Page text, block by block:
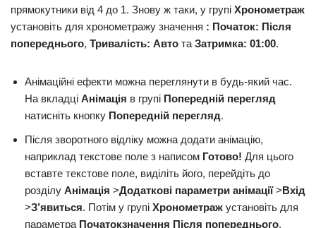
прямокутники від 4 до 1. Знову ж таки, у групі Хронометраж
установіть для хронометражу значення : Початок: Після
попереднього, Тривалість: Авто та Затримка: 01:00.
Анімаційні ефекти можна переглянути в будь-який час.
На вкладці Анімація в групі Попередній перегляд
натисніть кнопку Попередній перегляд.
Після зворотного відліку можна додати анімацію,
наприклад текстове поле з написом Готово! Для цього
вставте текстове поле, виділіть його, перейдіть до
розділу Анімація >Додаткові параметри анімації>Вхід
>З’явиться. Потім у групі Хронометраж установіть для
параметра Початокзначення Після попереднього,